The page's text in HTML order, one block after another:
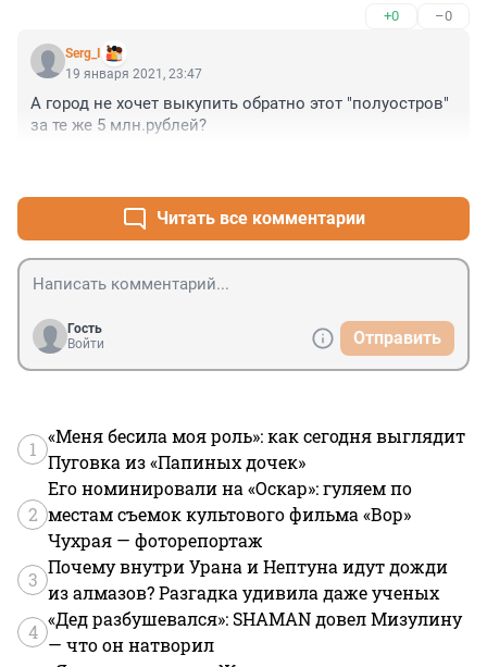
+0 –0
Serg_I
19 января 2021, 23:47
А город не хочет выкупить обратно этот "полуостров"
за те же 5 млн.рублей?
Читать все комментарии
Гость
Войти
Отправить
1
«Меня бесила моя роль»: как сегодня выглядит
Пуговка из «Папиных дочек»
2
Его номинировали на «Оскар»: гуляем по
местам съемок культового фильма «Вор»
Чухрая — фоторепортаж
3
Почему внутри Урана и Нептуна идут дожди
из алмазов? Разгадка удивила даже ученых
4
«Дед разбушевался»: SHAMAN довел Мизулину
— что он натворил